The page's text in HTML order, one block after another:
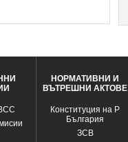
НОРМАТИВНИ И
ВЪТРЕШНИ АКТОВЕ
Конституция на Р
България
ЗСВ